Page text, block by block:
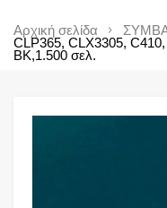
Αρχική σελίδα
CLP365, CLX3305,
BK,1.500 σελ.